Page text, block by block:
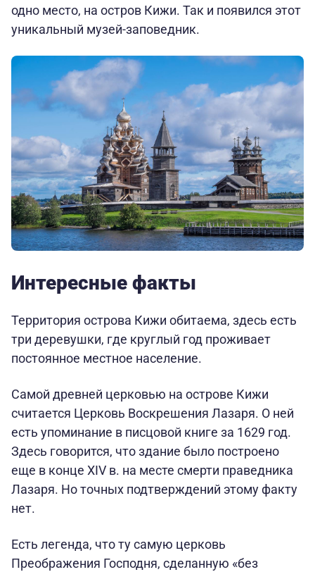
одно место, на остров Кижи. Так и появился этот
уникальный музей-заповедник.
Интересные факты
Территория острова Кижи обитаема, здесь есть
три деревушки, где круглый год проживает
постоянное местное население.
Самой древней церковью на острове Кижи
считается Церковь Воскрешения Лазаря. О ней
есть упоминание в писцовой книге за 1629 год.
Здесь говорится, что здание было построено
еще в конце XIV в. на месте смерти праведника
Лазаря. Но точных подтверждений этому факту
нет.
Есть легенда, что ту самую церковь
Преображения Господня, сделанную «без